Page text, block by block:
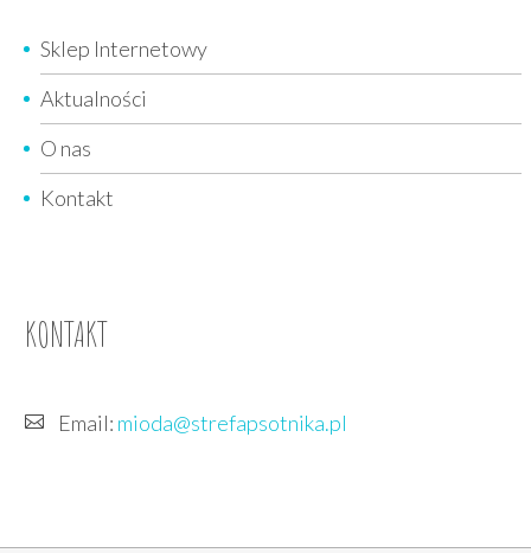
Sklep Internetowy
Aktualności
O nas
Kontakt
KONTAKT
Email: mioda@strefapsotnika.pl